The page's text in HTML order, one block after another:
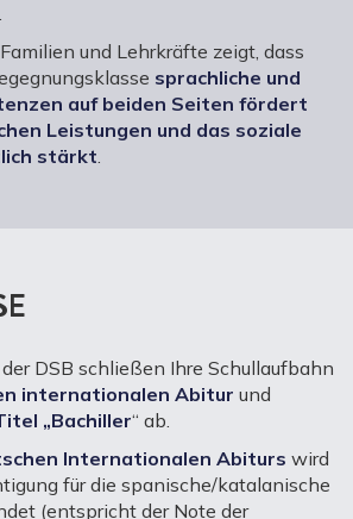
und Lehrkräfte zeigt, dass
sprachliche und
auf beiden Seiten fördert
Leistungen und das soziale
stärkt.
DSB schließen Ihre Schullaufbahn
internationalen Abitur und
„Bachiller“ ab.
Internationalen Abiturs wird
für die spanische/katalanische
(entspricht der Note der